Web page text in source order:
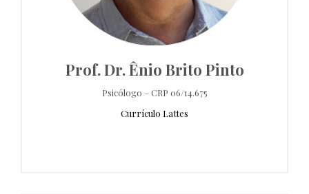
Prof. Dr. Ênio Brito Pinto
Psicólogo – CRP 06/14.675
Currículo Lattes